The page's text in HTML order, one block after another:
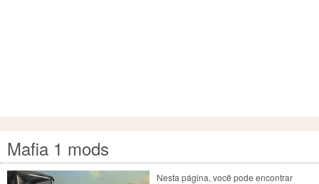
Mafia 1 mods
Nesta página, você pode encontrar